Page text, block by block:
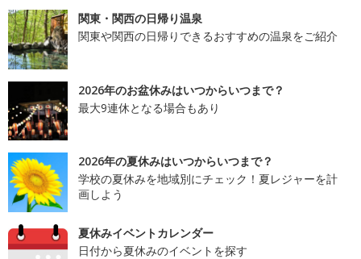
関東・関西の日帰り温泉
関東や関西の日帰りできるおすすめの温泉をご紹介
2026年のお盆休みはいつからいつまで？
最大9連休となる場合もあり
2026年の夏休みはいつからいつまで？
学校の夏休みを地域別にチェック！夏レジャーを計
画しよう
夏休みイベントカレンダー
日付から夏休みのイベントを探す